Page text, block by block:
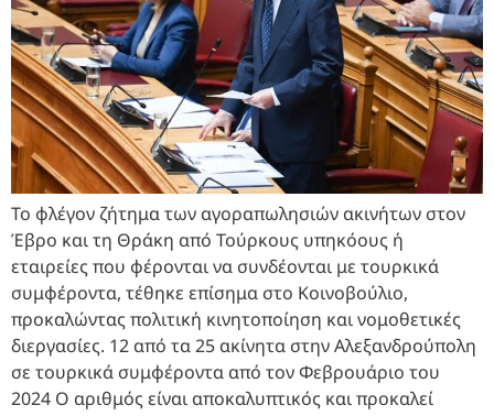
Το φλέγον ζήτημα των αγοραπωλησιών ακινήτων στον
Έβρο και τη Θράκη από Τούρκους υπηκόους ή
εταιρείες που φέρονται να συνδέονται με τουρκικά
συμφέροντα, τέθηκε επίσημα στο Κοινοβούλιο,
προκαλώντας πολιτική κινητοποίηση και νομοθετικές
διεργασίες. 12 από τα 25 ακίνητα στην Αλεξανδρούπολη
σε τουρκικά συμφέροντα από τον Φεβρουάριο του
2024 Ο αριθμός είναι αποκαλυπτικός και προκαλεί